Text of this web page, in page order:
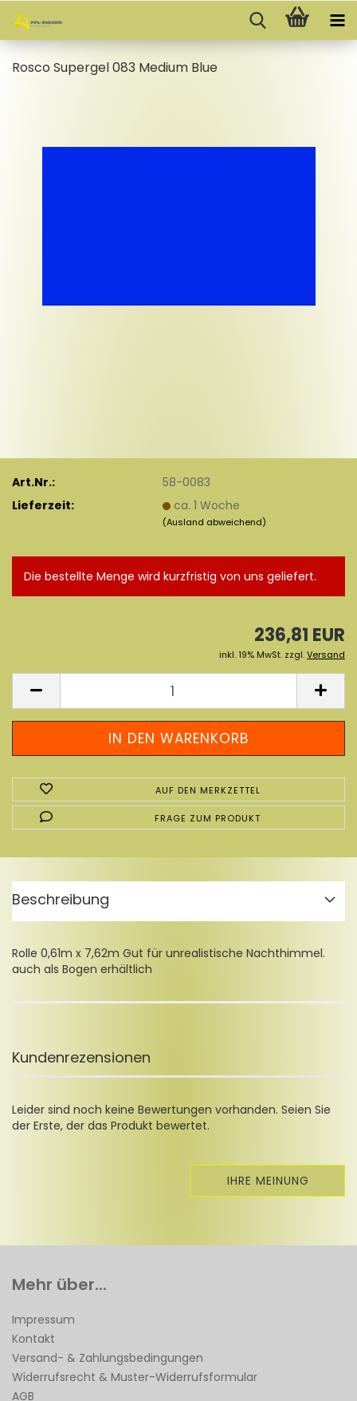
Rosco Su­per­gel 083 Me­di­um Blue
Art.Nr.:
58-0083
Lieferzeit:
ca. 1 Woche
(Ausland abweichend)
Die bestellte Menge wird kurzfristig von uns geliefert.
236,81 EUR
inkl. 19% MwSt. zzgl.Versand
AUF DEN MERKZETTEL
FRAGE ZUM PRODUKT
Beschreibung
Rolle 0,61m x 7,62m Gut für unrealistische Nachthimmel.
auch als Bogen erhältlich
Kundenrezensionen
Leider sind noch keine Bewertungen vorhanden. Seien Sie
der Erste, der das Produkt bewertet.
IHRE MEINUNG
Mehr über...
Impressum
Kontakt
Versand- & Zahlungsbedingungen
Widerrufsrecht & Muster-Widerrufsformular
AGB